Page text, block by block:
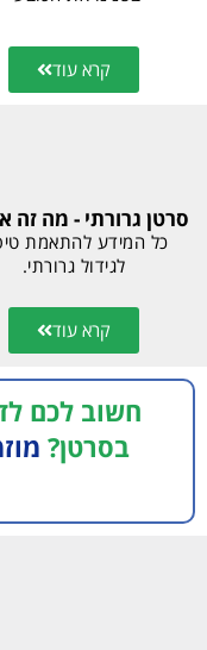
קרא עוד
סרטן גרורתי - מה זה
כל המידע להתאמת
לגידול גרורתי.
קרא עוד
חשוב לכם
בסרטן?